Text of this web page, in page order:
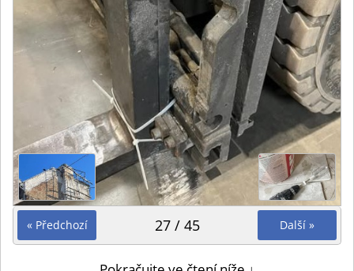
« Předchozí Další »
27 / 45